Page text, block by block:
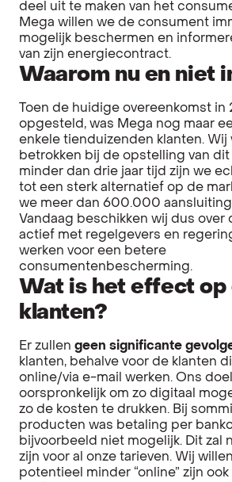
deel uit te maken van het
Mega willen we de consument
mogelijk beschermen en
van zijn energiecontract.
Waarom nu en niet
Toen de huidige overeenkomst in
opgesteld, was Mega nog maar
enkele tienduizenden klanten. Wij
betrokken bij de opstelling van dit
minder dan drie jaar tijd zijn we
tot een sterk alternatief op de
we meer dan 600.000
Vandaag beschikken wij dus over
actief met regelgevers en
werken voor een betere
consumentenbescherming.
Wat is het effect op
klanten?
Er zullen geen significante
klanten, behalve voor de klanten
online/via e-mail werken. Ons
oorspronkelijk om zo digitaal
zo de kosten te drukken. Bij
producten was betaling per
bijvoorbeeld niet mogelijk. Dit zal
zijn voor al onze tarieven. Wij
potentieel minder “online” zijn ook